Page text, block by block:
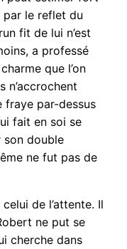
par le reflet du
fit de lui n’est
a professé
que l’on
n’accrochent
fraye par-dessus
fait en soi se
son double
ne fut pas de
de l’attente. Il
ne put se
cherche dans